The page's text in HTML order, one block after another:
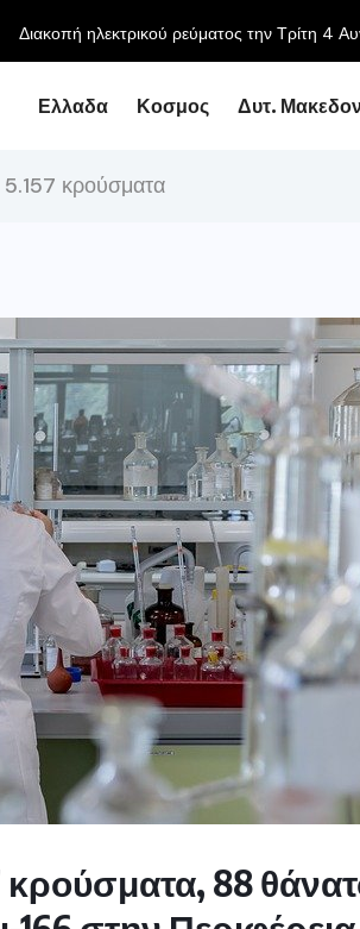
Διακοπή ηλεκτρικού ρεύματος την Τρίτη 4
Ελλαδα Κοσμος Δυτ.
κρούσματα
88